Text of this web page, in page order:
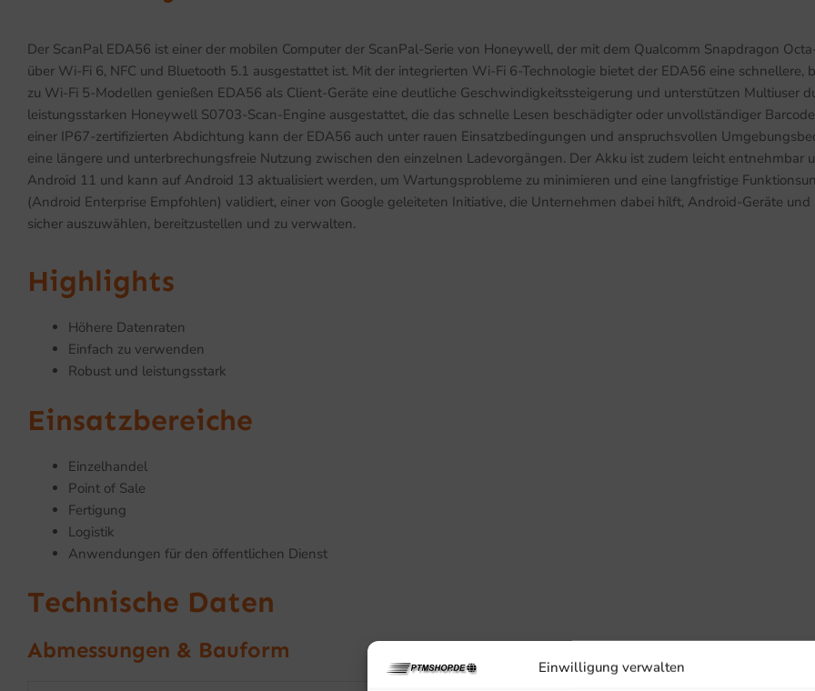
Einwilligung verwalten
6
Pin,
4
Menge
Der ScanPal EDA56 ist einer der mobilen Computer der ScanPal-Serie von Honeywell, der mit dem Qualcomm Snapdragon
über Wi-Fi 6, NFC und Bluetooth 5.1 ausgestattet ist. Mit der integrierten Wi-Fi 6-Technologie bietet der EDA56 eine schnellere,
zu Wi-Fi 5-Modellen genießen EDA56 als Client-Geräte eine deutliche Geschwindigkeitssteigerung und unterstützen Multiuser
leistungsstarken Honeywell S0703-Scan-Engine ausgestattet, die das schnelle Lesen beschädigter oder unvollständiger
einer IP67-zertifizierten Abdichtung kann der EDA56 auch unter rauen Einsatzbedingungen und anspruchsvollen
eine längere und unterbrechungsfreie Nutzung zwischen den einzelnen Ladevorgängen. Der Akku ist zudem leicht entnehmbar
Android 11 und kann auf Android 13 aktualisiert werden, um Wartungsprobleme zu minimieren und eine langfristige
(Android Enterprise Empfohlen) validiert, einer von Google geleiteten Initiative, die Unternehmen dabei hilft, Android-Geräte
sicher auszuwählen, bereitzustellen und zu verwalten.
Highlights
Höhere Datenraten
Einfach zu verwenden
Robust und leistungsstark
Einsatzbereiche
Einzelhandel
Point of Sale
Fertigung
Logistik
Anwendungen für den öffentlichen Dienst
Technische Daten
Abmessungen & Bauform